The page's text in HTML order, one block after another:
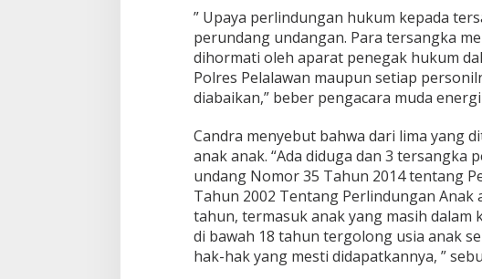
g
a
T
e
s
n
g
k
a
A
n
a
k
” Upaya perlindungan hukum kepada
perundang undangan. Para tersangka
dihormati oleh aparat penegak hukum
Polres Pelalawan maupun setiap
diabaikan,” beber pengacara muda
Candra menyebut bahwa dari lima yang
anak anak. “Ada diduga dan 3 tersangka
undang Nomor 35 Tahun 2014 tentang
Tahun 2002 Tentang Perlindungan Anak
tahun, termasuk anak yang masih dalam
di bawah 18 tahun tergolong usia anak
hak-hak yang mesti didapatkannya, ”